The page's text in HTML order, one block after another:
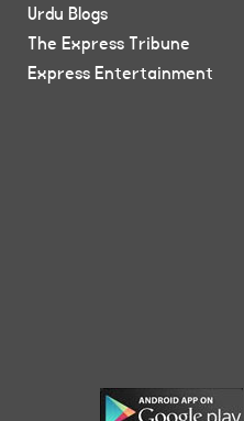
Urdu Blogs
The Express Tribune
Express Entertainment